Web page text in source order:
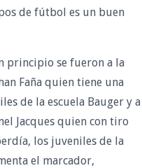
de fútbol es un buen
principio se fueron a la
Faña quien tiene una
de la escuela Bauger y a
Jacques quien con tiro
los juveniles de la
el marcador,